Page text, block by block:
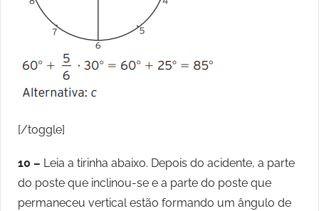
[/toggle]
10 – Leia a tirinha abaixo. Depois do acidente, a parte
do poste que inclinou-se e a parte do poste que
permaneceu vertical estão formando um ângulo de